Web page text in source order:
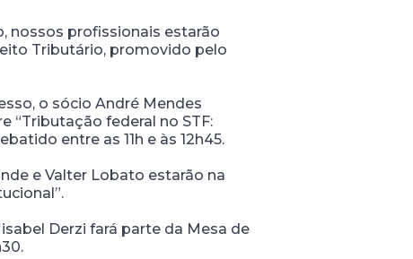
nossos profissionais estarão
Tributário, promovido pelo
o sócio André Mendes
“Tributação federal no STF:
entre as 11h e às 12h45.
e Valter Lobato estarão na
Derzi fará parte da Mesa de